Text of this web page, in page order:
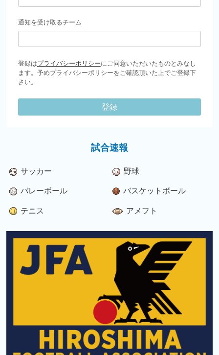
通知を受け取るチーム
登録はプライバシーポリシーにご同意いただいたものとみなし
ます。予めプライバシーポリシーをご確認頂いた上でご登録下
さい。
登録
試合速報
サッカー 野球
バレーボール バスケットボール
テニス アメフト